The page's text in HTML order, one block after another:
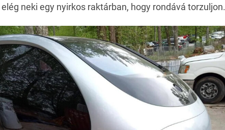
neki egy nyirkos raktárban, hogy rondává torzuljon.